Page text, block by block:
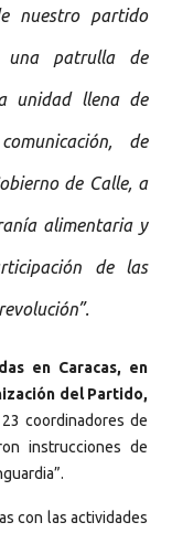
nuestro partido
una patrulla de
unidad llena de
de
de Calle, a
alimentaria y
de las
en Caracas, en
del Partido,
coordinadores de
instrucciones de
con las actividades